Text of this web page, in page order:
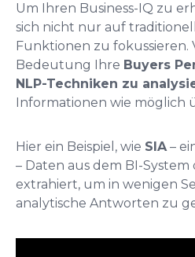
Um Ihren Business-IQ zu
sich nicht nur auf
Funktionen zu fokussieren.
Bedeutung Ihre Buyers
NLP-Techniken zu
Informationen wie möglich
Hier ein Beispiel, wie SIA–
– Daten aus dem BI-
extrahiert, um in wenigen
analytische Antworten zu